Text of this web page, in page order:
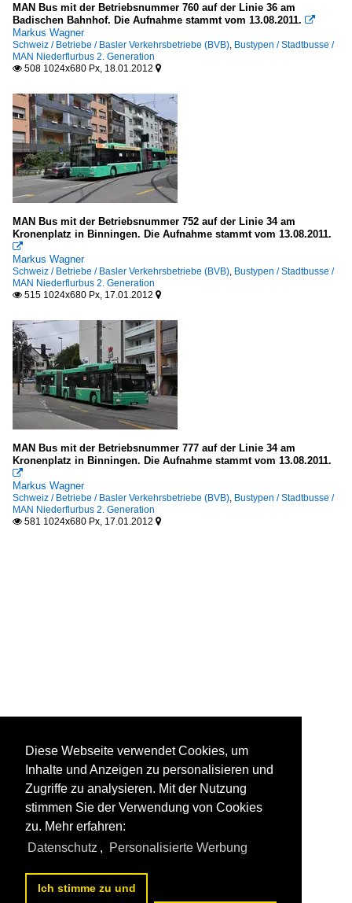
MAN Bus mit der Betriebsnummer 760 auf der Linie 36 am
Badischen Bahnhof. Die Aufnahme stammt vom 13.08.2011. 
Markus Wagner
Schweiz / Betriebe / Basler Verkehrsbetriebe (BVB) Bustypen / Stadtbusse /
MAN Niederflurbus 2. Generation
 508 1024x680 Px, 18.01.2012 
MAN Bus mit der Betriebsnummer 752 auf der Linie 34 am
Kronenplatz in Binningen. Die Aufnahme stammt vom 13.08.2011.

Markus Wagner
Schweiz / Betriebe / Basler Verkehrsbetriebe (BVB) Bustypen / Stadtbusse /
MAN Niederflurbus 2. Generation
 515 1024x680 Px, 17.01.2012 
MAN Bus mit der Betriebsnummer 777 auf der Linie 34 am
Kronenplatz in Binningen. Die Aufnahme stammt vom 13.08.2011.

Markus Wagner
Schweiz / Betriebe / Basler Verkehrsbetriebe (BVB) Bustypen / Stadtbusse /
MAN Niederflurbus 2. Generation
 581 1024x680 Px, 17.01.2012 
Diese Webseite verwendet Cookies, um
Inhalte und Anzeigen zu personalisieren und
Zugriffe zu analysieren. Mit der Nutzung
stimmen Sie der Verwendung von Cookies
zu. Mehr erfahren:
Datenschutz , Personalisierte Werbung
Ich stimme zu und